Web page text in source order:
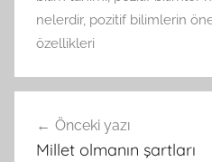
nelerdir, pozitif bilimlerin
özellikleri
gezinmesi
Önceki yazı
Millet olmanın şartları